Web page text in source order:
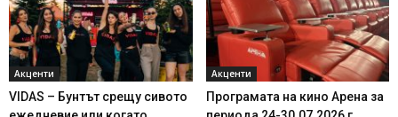
Акценти
VIDAS – Бунтът срещу сивото
Акценти
Програмата на кино Арена за